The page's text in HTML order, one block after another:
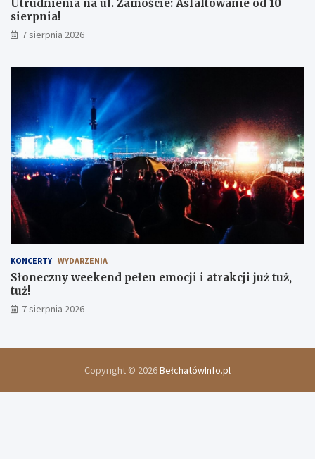
Utrudnienia na ul. Zamoście: Asfaltowanie od 10
sierpnia!
7 sierpnia 2026
KONCERTY WYDARZENIA
Słoneczny weekend pełen emocji i atrakcji już tuż,
tuż!
7 sierpnia 2026
Copyright © 2026BełchatówInfo.pl